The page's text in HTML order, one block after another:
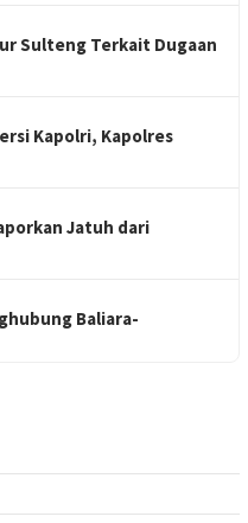
Sulteng Terkait Dugaan
Kapolri, Kapolres
Jatuh dari
Baliara-